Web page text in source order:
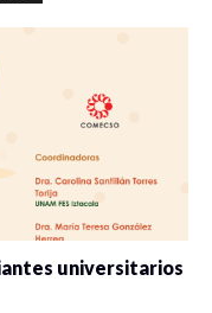
universitarios